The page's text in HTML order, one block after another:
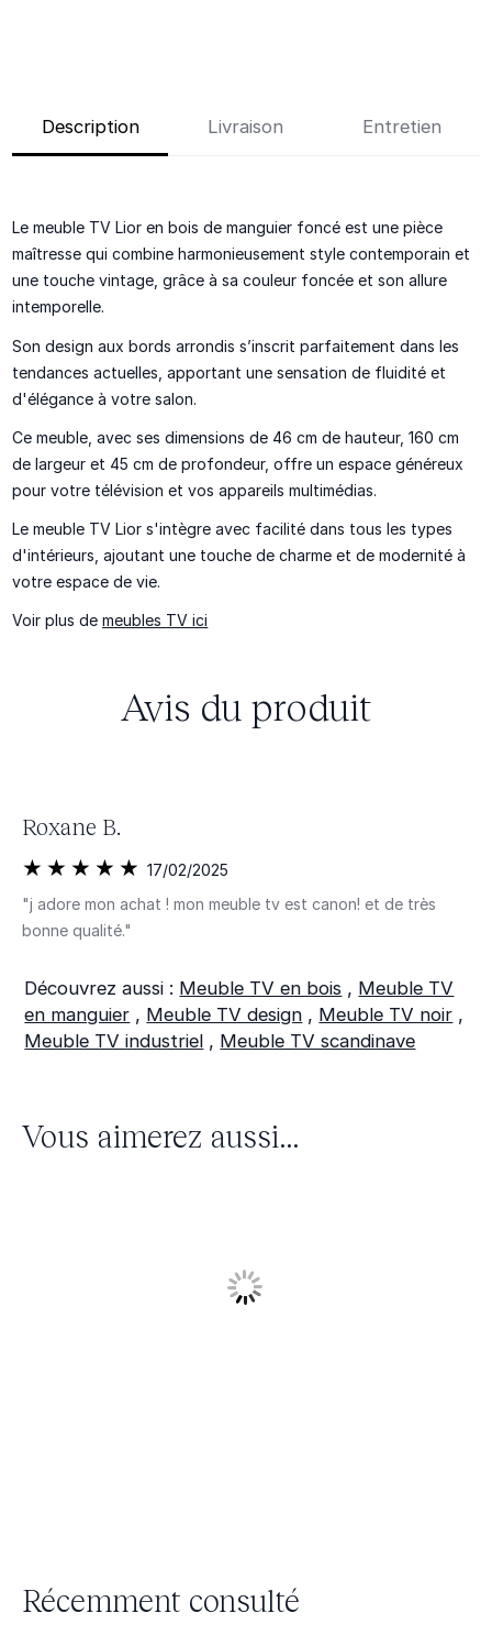
Description Livraison Entretien
Le meuble TV Lior en bois de manguier foncé est une pièce
maîtresse qui combine harmonieusement style contemporain et
une touche vintage, grâce à sa couleur foncée et son allure
intemporelle.
Son design aux bords arrondis s’inscrit parfaitement dans les
tendances actuelles, apportant une sensation de fluidité et
d'élégance à votre salon.
Ce meuble, avec ses dimensions de 46 cm de hauteur, 160 cm
de largeur et 45 cm de profondeur, offre un espace généreux
pour votre télévision et vos appareils multimédias.
Le meuble TV Lior s'intègre avec facilité dans tous les types
d'intérieurs, ajoutant une touche de charme et de modernité à
votre espace de vie.
Voir plus demeubles TV ici
Avis du produit
Roxane B.
17/02/2025
"j adore mon achat ! mon meuble tv est canon! et de très
bonne qualité."
Découvrez aussi : Meuble TV en bois , Meuble TV
en manguier , Meuble TV design , Meuble TV noir ,
Meuble TV industriel , Meuble TV scandinave
Vous aimerez aussi...
Récemment consulté